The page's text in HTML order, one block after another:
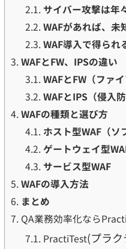
2.1. サイバー攻撃は年
2.2.WAFがあれば、未
2.3.WAF導入で得られ
3.WAFとFW、IPSの違い
3.1.WAFとFW（ファ
3.2.WAFとIPS（侵入
4.WAFの種類と選び方
4.1. ホスト型WAF（ソ
4.2.ゲートウェイ型
4.3. サービス型WAF
5.WAFの導入方法
6. まとめ
7. QA業務効率化なら
7.1.PractiTest(プラク